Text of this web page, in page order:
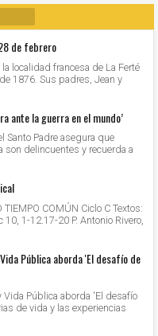
de febrero
localidad francesa de La Ferté
1876. Sus padres, Jean y
ante la guerra en el mundo’
Santo Padre asegura que
son delincuentes y recuerda a
COMÚN Ciclo C Textos:
1-12.17-20 P. Antonio Rivero,
Pública aborda 'El desafío de
Vida Pública aborda 'El desafío
de vida y las experiencias